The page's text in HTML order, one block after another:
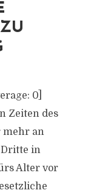
0]
Zeiten des
mehr an
Dritte in
Alter vor